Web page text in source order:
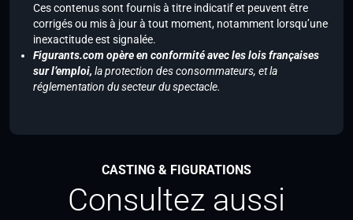
Ces contenus sont fournis à titre indicatif et peuvent être
corrigés ou mis à jour à tout moment, notamment lorsqu’une
inexactitude est signalée.
Figurants.com opère en conformité avec les lois françaises
sur l’emploi, la protection des consommateurs, et la
réglementation du secteur du spectacle.
CASTING & FIGURATIONS
Consultez aussi